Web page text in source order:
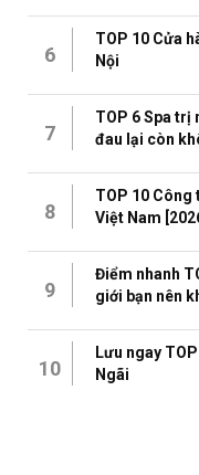
6
TOP 10 Cửa
Nội
7
TOP 6 Spa trị
đau lại còn
8
TOP 10 Công
Việt Nam
9
Điểm nhanh
giới bạn nên
10
Lưu ngay
Ngãi